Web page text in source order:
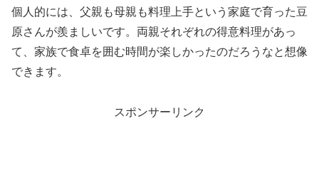
個人的には、父親も母親も料理上手という家庭で育った豆
原さんが羨ましいです。両親それぞれの得意料理があっ
て、家族で食卓を囲む時間が楽しかったのだろうなと想像
できます。
スポンサーリンク